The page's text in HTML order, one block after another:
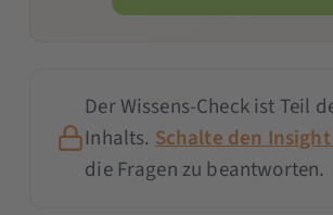
Der Wissens-Check ist Teil
Inhalts. Schalte den
die Fragen zu beantworten.